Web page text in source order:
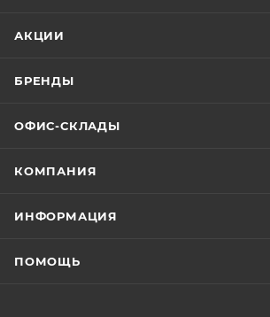
АКЦИИ
БРЕНДЫ
ОФИС-СКЛАДЫ
КОМПАНИЯ
ИНФОРМАЦИЯ
ПОМОЩЬ